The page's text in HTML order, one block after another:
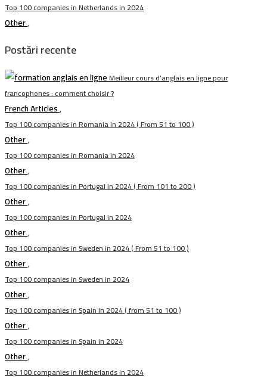
Top 100 companies in Netherlands in 2024
Other,
Postări recente
Meilleur cours d’anglais en ligne pour
francophones : comment choisir ?
French Articles,
Top 100 companies in Romania in 2024 ( From 51 to 100 )
Other,
Top 100 companies in Romania in 2024
Other,
Top 100 companies in Portugal in 2024 ( From 101 to 200 )
Other,
Top 100 companies in Portugal in 2024
Other,
Top 100 companies in Sweden in 2024 ( From 51 to 100 )
Other,
Top 100 companies in Sweden in 2024
Other,
Top 100 companies in Spain in 2024 ( from 51 to 100 )
Other,
Top 100 companies in Spain in 2024
Other,
Top 100 companies in Netherlands in 2024